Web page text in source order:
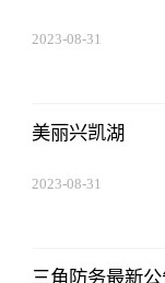
2023-08-31
美丽兴凯湖
2023-08-31
三角防务最新